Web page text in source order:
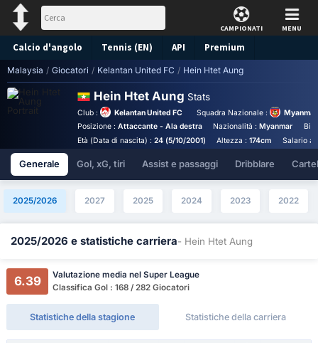
CAMPIONATI MENU
Calcio d'angolo Tennis (EN) API Premium
Pronostico
Malaysia / Giocatori / Kelantan United FC / Hein Htet Aung
Hein Htet Aung Stats
Club : Kelantan United FC Squadra Nazionale :
Posizione : Attaccante - Ala destra Nazionalità :Myanmar
Età (Data di nascita) : 24 (5/10/2001) Altezza :174cm Salario
Generale Gol, xG, tiri Assist e passaggi Dribblare
2025/2026 2027 2025 2024 2023 2022
2025/2026 e statistiche carriera- Hein Htet Aung
6.39
Valutazione media nel Super League
Classifica Gol : 168 / 282 Giocatori
Statistiche della stagione Statistiche della carriera